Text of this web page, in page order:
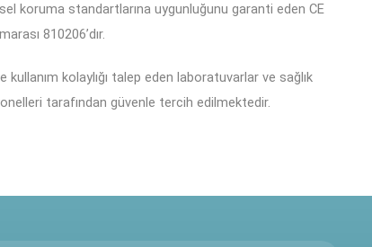
koruma standartlarına uygunluğunu garanti eden CE
810206’dır.
kolaylığı talep eden laboratuvarlar ve sağlık
tarafından güvenle tercih edilmektedir.